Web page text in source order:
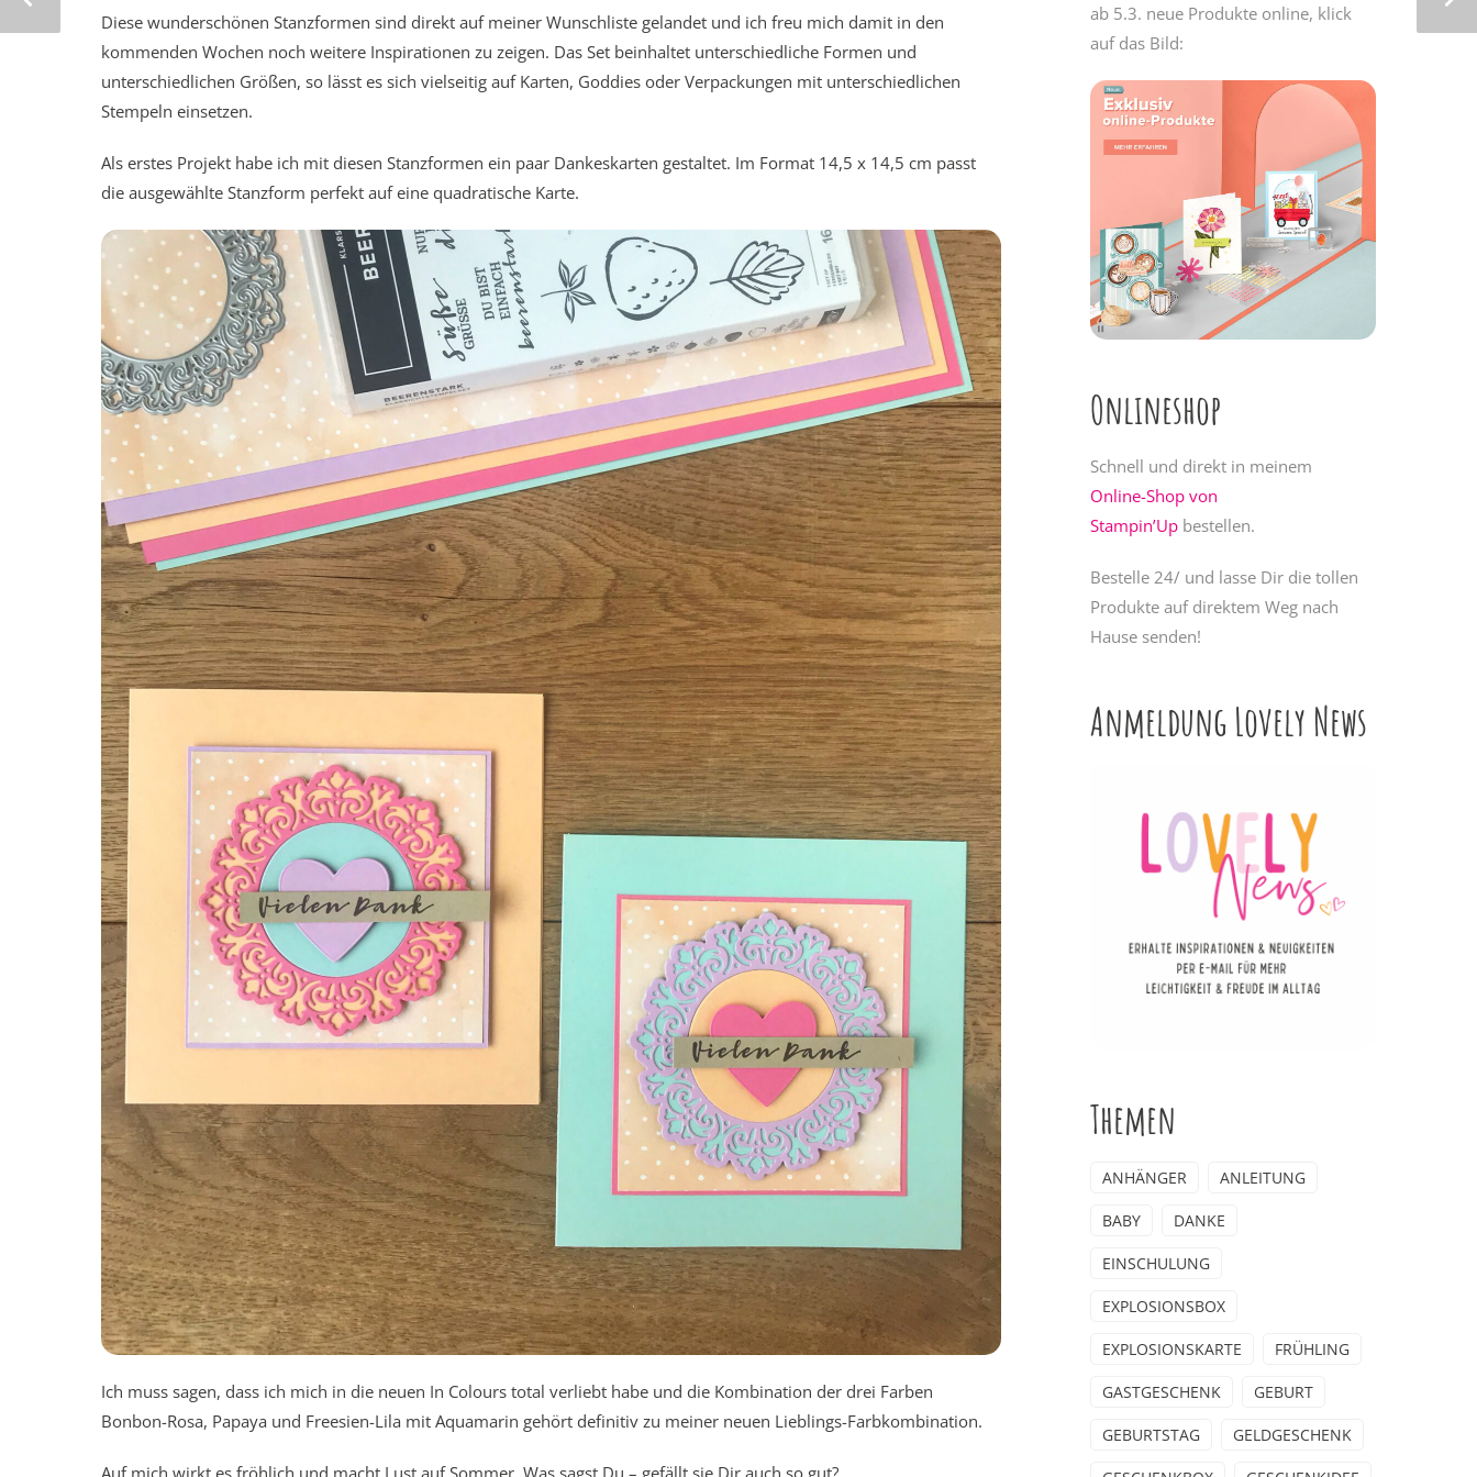
Diese wunderschönen Stanzformen sind direkt auf meiner Wunschliste gelandet und ich freu mich damit in den
kommenden Wochen noch weitere Inspirationen zu zeigen. Das Set beinhaltet unterschiedliche Formen und
unterschiedlichen Größen, so lässt es sich vielseitig auf Karten, Goddies oder Verpackungen mit unterschiedlichen
Stempeln einsetzen.
Als erstes Projekt habe ich mit diesen Stanzformen ein paar Dankeskarten gestaltet. Im Format 14,5 x 14,5 cm passt
die ausgewählte Stanzform perfekt auf eine quadratische Karte.
Ich muss sagen, dass ich mich in die neuen In Colours total verliebt habe und die Kombination der drei Farben
Bonbon-Rosa, Papaya und Freesien-Lila mit Aquamarin gehört definitiv zu meiner neuen Lieblings-Farbkombination.
ab 5.3. neue Produkte online, klick
auf das Bild:
Onlineshop
Schnell und direkt in meinem
Online-Shop von
Stampin’Up bestellen.
Bestelle 24/ und lasse Dir die tollen
Produkte auf direktem Weg nach
Hause senden!
Anmeldung Lovely News
Themen
ANHÄNGER ANLEITUNG
BABY DANKE
EINSCHULUNG
EXPLOSIONSBOX
EXPLOSIONSKARTE FRÜHLING
GASTGESCHENK GEBURT
GEBURTSTAG GELDGESCHENK